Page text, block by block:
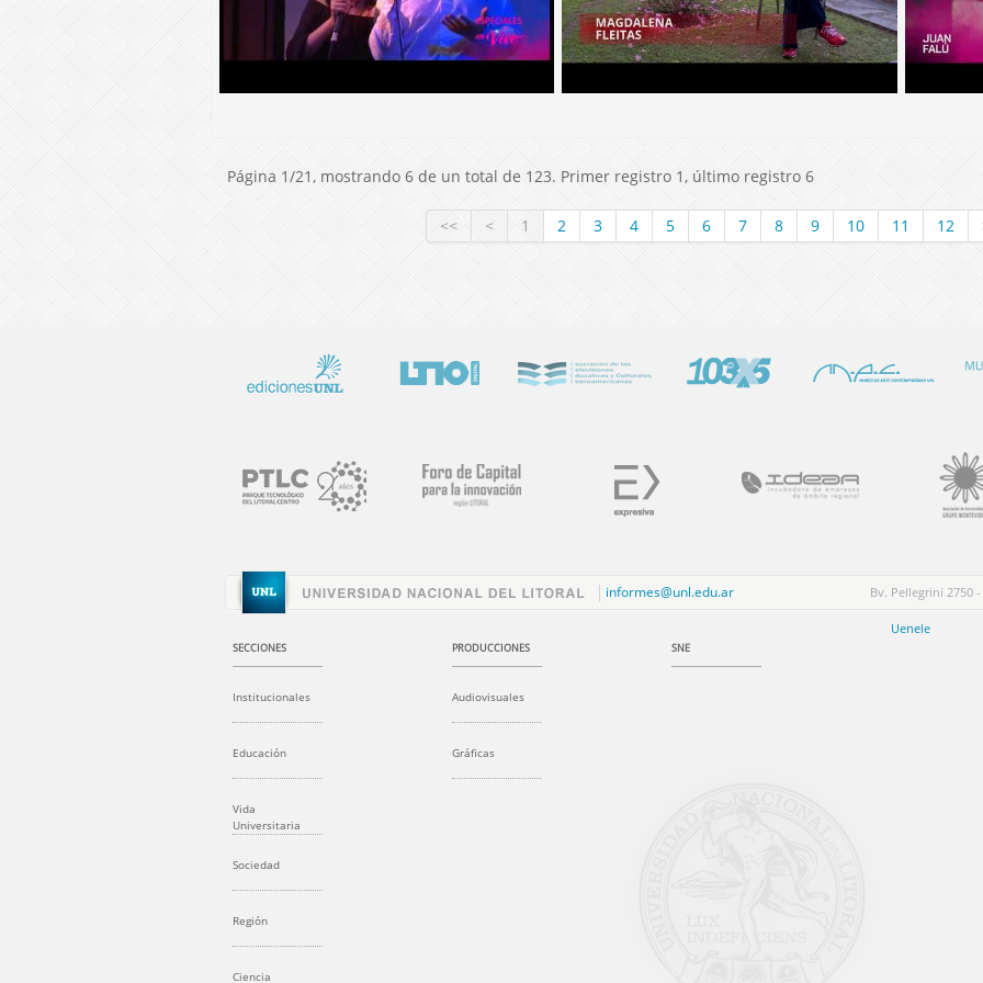
Página 1/21, mostrando 6 de un total de 123. Primer registro 1, último registro 6
<< < 1 2 3 4 5 6 7 8 9 10 11 12
informes@unl.edu.ar Bv. Pellegrini 2750 -
SECCIONES
Institucionales
Educación
Vida
Universitaria
Sociedad
Región
Ciencia
PRODUCCIONES
Audiovisuales
Gráficas
Uenele
SNE